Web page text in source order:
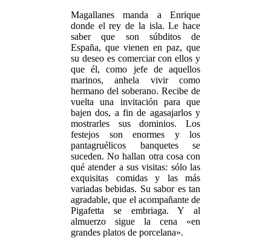
Magallanes manda a Enrique
donde el rey de la isla. Le hace
saber que son súbditos de
España, que vienen en paz, que
su deseo es comerciar con ellos y
que él, como jefe de aquellos
marinos, anhela vivir como
hermano del soberano. Recibe de
vuelta una invitación para que
bajen dos, a fin de agasajarlos y
mostrarles sus dominios. Los
festejos son enormes y los
pantagruélicos banquetes se
suceden. No hallan otra cosa con
qué atender a sus visitas: sólo las
exquisitas comidas y las más
variadas bebidas. Su sabor es tan
agradable, que el acompañante de
Pigafetta se embriaga. Y al
almuerzo sigue la cena «en
grandes platos de porcelana».